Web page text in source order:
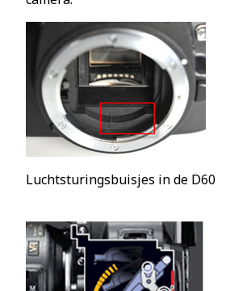
Luchtsturingsbuisjes in de D60